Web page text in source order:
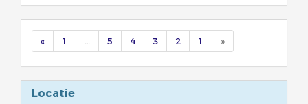
« 1 5 4 3 2 1 »
Locatie